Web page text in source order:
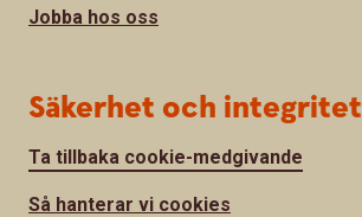
Jobba hos oss
Säkerhet och integritet
Ta tillbaka cookie-medgivande
Så hanterar vi cookies